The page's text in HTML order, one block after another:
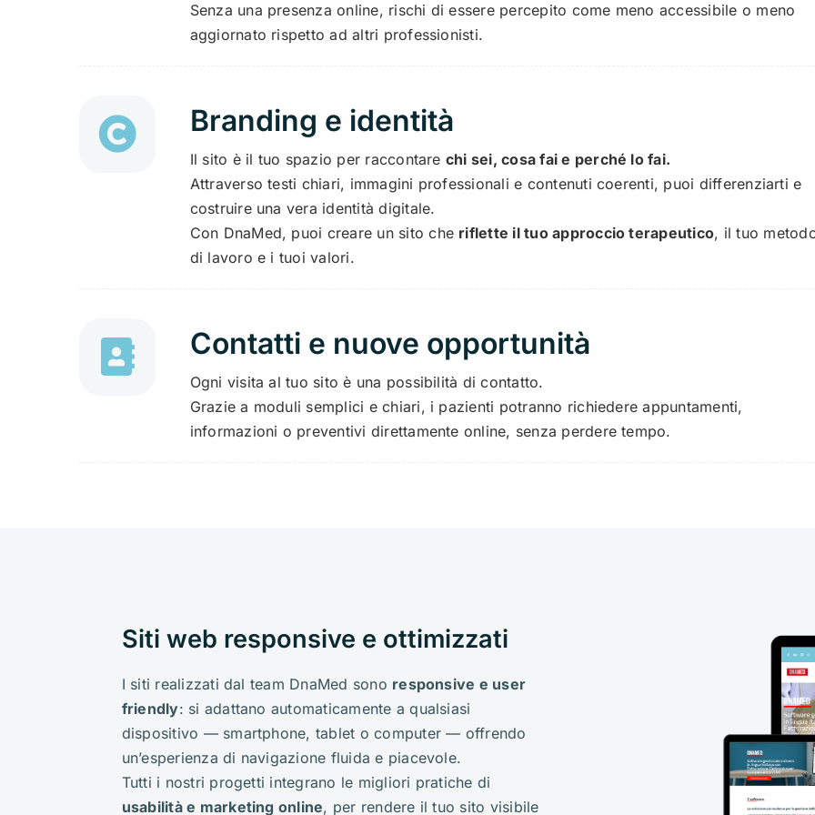
Senza una presenza online, rischi di essere percepito come meno accessibile o meno
aggiornato rispetto ad altri professionisti.
Branding e identità
Il sito è il tuo spazio per raccontare chi sei, cosa fai e perché lo fai.
Attraverso testi chiari, immagini professionali e contenuti coerenti, puoi differenziarti e
costruire una vera identità digitale.
Con DnaMed, puoi creare un sito che riflette il tuo approccio terapeutico, il tuo
di lavoro e i tuoi valori.
Contatti e nuove opportunità
Ogni visita al tuo sito è una possibilità di contatto.
Grazie a moduli semplici e chiari, i pazienti potranno richiedere appuntamenti,
informazioni o preventivi direttamente online, senza perdere tempo.
Siti web responsive e ottimizzati
I siti realizzati dal team DnaMed sono responsive e user
friendly: si adattano automaticamente a qualsiasi
dispositivo — smartphone, tablet o computer — offrendo
un’esperienza di navigazione fluida e piacevole.
Tutti i nostri progetti integrano le migliori pratiche di
usabilità e marketing online, per rendere il tuo sito visibile